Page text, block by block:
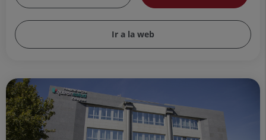
Ir a la web